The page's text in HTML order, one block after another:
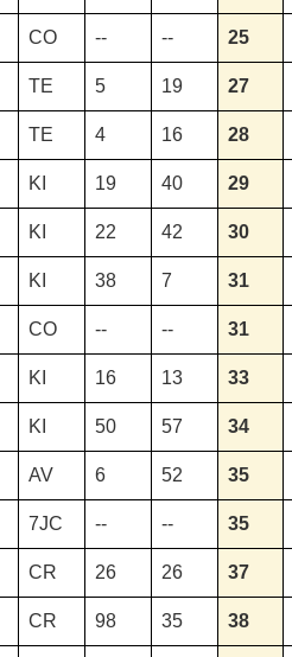
CO -- -- 25
TE 5 19 27
TE 4 16 28
KI 19 40 29
KI 22 42 30
KI 38 7 31
CO -- -- 31
KI 16 13 33
KI 50 57 34
AV 6 52 35
7JC -- -- 35
CR 26 26 37
CR 98 35 38